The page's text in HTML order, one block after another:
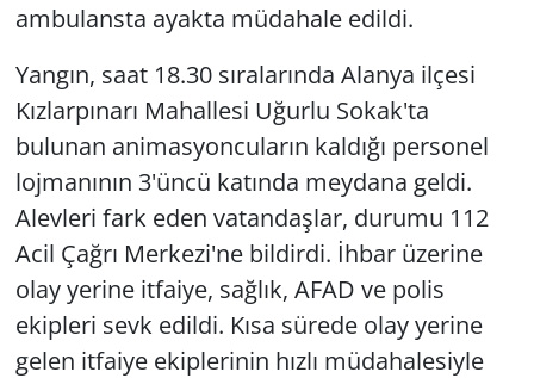
ambulansta ayakta müdahale edildi.
Yangın, saat 18.30 sıralarında Alanya ilçesi
Kızlarpınarı Mahallesi Uğurlu Sokak'ta
bulunan animasyoncuların kaldığı personel
lojmanının 3'üncü katında meydana geldi.
Alevleri fark eden vatandaşlar, durumu 112
Acil Çağrı Merkezi'ne bildirdi. İhbar üzerine
olay yerine itfaiye, sağlık, AFAD ve polis
ekipleri sevk edildi. Kısa sürede olay yerine
gelen itfaiye ekiplerinin hızlı müdahalesiyle